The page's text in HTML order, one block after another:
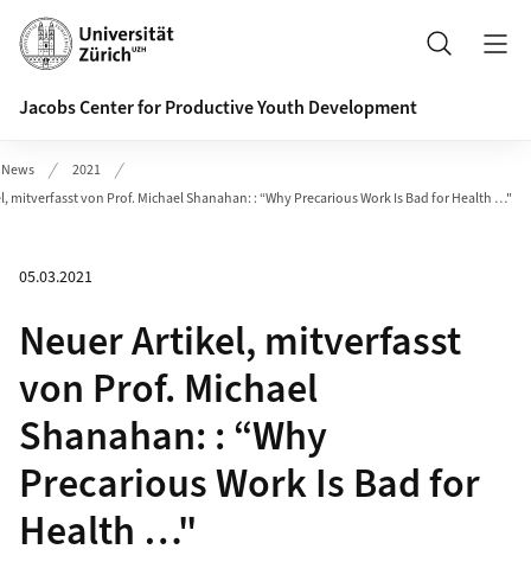
Header
Suche
Jacobs Center for Productive Youth Development
News
2021
mitverfasst von Prof. Michael Shanahan: : “Why Precarious Work Is Bad for Health …"
05.03.2021
Neuer Artikel, mitverfasst
von Prof. Michael
Shanahan: : “Why
Precarious Work Is Bad for
Health …"